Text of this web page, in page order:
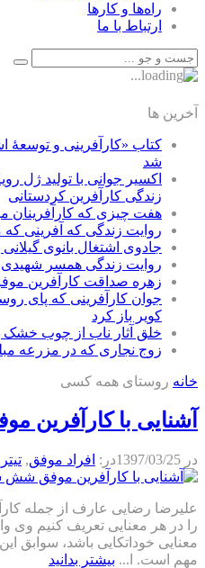
راه‌ها و كارها
ارتباط با ما
آخرین ها
کتاب «کارآفرینی و توسعۀ
شد
اکسیر جوانی با تولید ژل
زندگی کارآفرین کردستانی
هفت چیزی که کارآفرینان
روایت زندگی که آفرینی
جادوی اشتغال بانوی
روایت زندگی همسر
زهره صداقت کارآفرین
جوان کارآفرینی که پای
کویر باز کرد
خلق آثار ناب از چوب خشک
زوج نجاری که در مزرعه
خانه روستای همه کسی
آشنایی با
در 1397/03/25در: افراد موفق,
علیرضا رضایی عارف از جمله
را در هر معنایی تعریف کنیم وی
معنایی خوداتکایی باشد، سوابق
مهم است. ا... بیشتر بدانید